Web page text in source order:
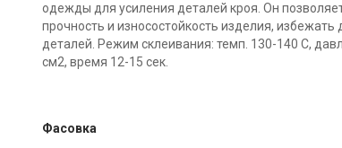
одежды для усиления деталей кроя. Он
прочность и износостойкость изделия,
деталей. Режим склеивания: темп. 130-140 С,
см2, время 12-15 сек.
Фасовка